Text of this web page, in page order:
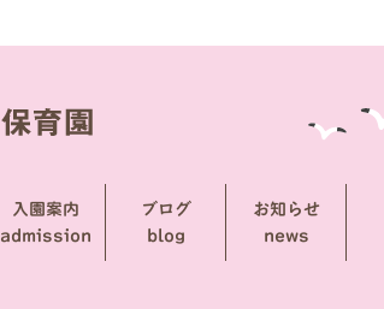
入園案内
admission
ブログ
blog
お知らせ
news